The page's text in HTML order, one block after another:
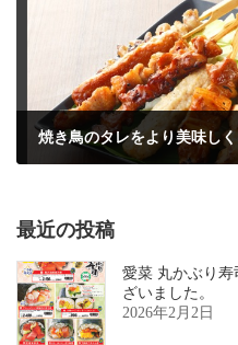
焼き鳥のタレをより美味し
最近の投稿
愛菜 丸かぶり
ざいました。
2026年2月2日